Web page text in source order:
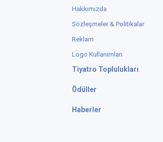
Hakkımızda
Sözleşmeler & Politikalar
Reklam
Logo Kullanımları
Tiyatro Toplulukları
Ödüller
Haberler